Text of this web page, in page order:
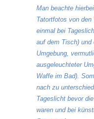
Man beachte
Tatortfotos von
einmal bei
auf dem Tisch) und
Umgebung,
ausgeleuchteter
Waffe im Bad).
nach zu
Tageslicht bevor
waren und bei